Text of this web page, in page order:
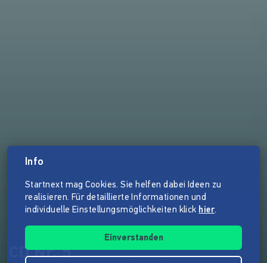
CD Nr. 5
Info
Startnext mag Cookies. Sie helfen dabei Ideen zu
realisieren. Für detaillierte Informationen und
individuelle Einstellungsmöglichkeiten klick hier.
Einverstanden